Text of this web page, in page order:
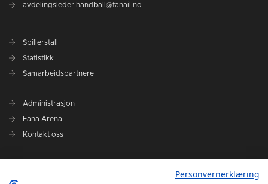
avdelingsleder.handball@fanail.no
Spillerstall
Statistikk
Samarbeidspartnere
Administrasjon
Fana Arena
Kontakt oss
Personvernerklæring